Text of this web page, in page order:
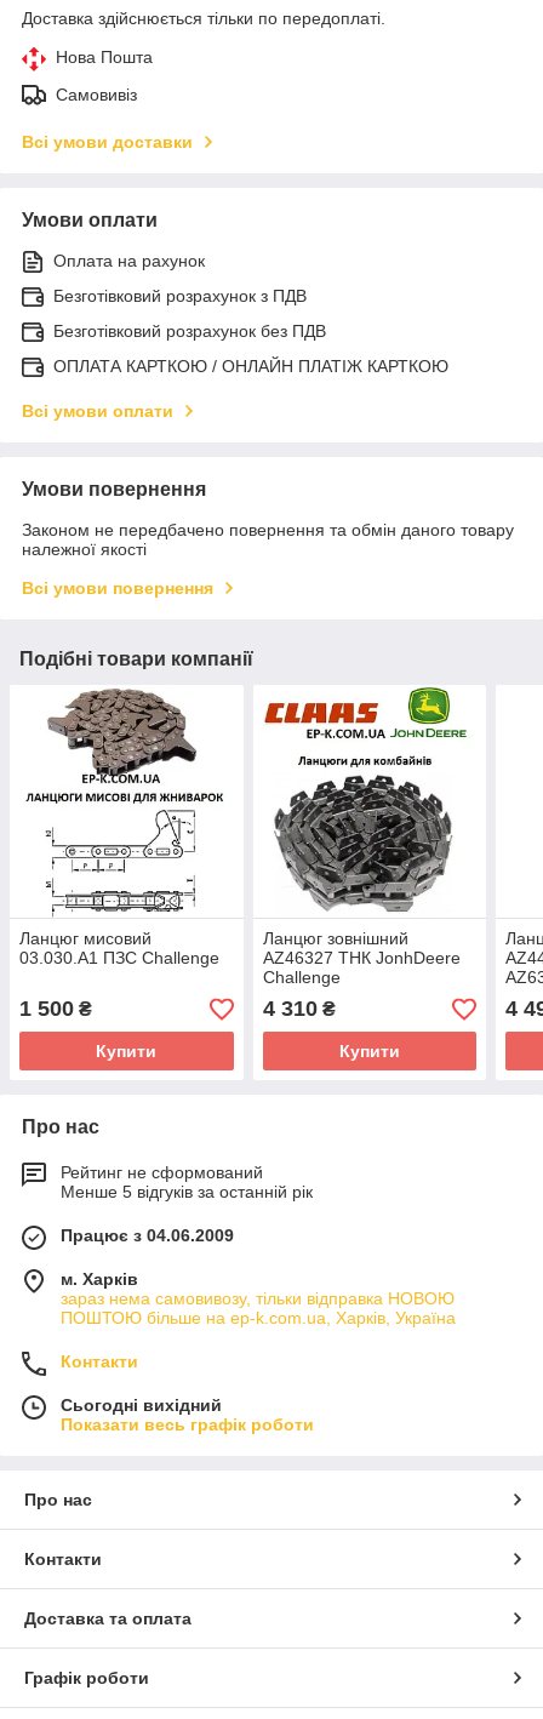
Доставка здійснюється тільки по передоплаті.
Нова Пошта
Самовивіз
Всі умови доставки
Умови оплати
Оплата на рахунок
Безготівковий розрахунок з ПДВ
Безготівковий розрахунок без ПДВ
ОПЛАТА КАРТКОЮ / ОНЛАЙН ПЛАТІЖ КАРТКОЮ
Всі умови оплати
Умови повернення
Законом не передбачено повернення та обмін даного товару
належної якості
Всі умови повернення
Подібні товари компанії
Ланцюг мисовий
03.030.А1 ПЗС Challenge
1 500 ₴
Купити
Ланцюг зовнішний
AZ46327 ТНК JonhDeere
Challenge
4 310₴
Купити
4
Про нас
Рейтинг не сформований
Менше 5 відгуків за останній рік
Працює з 04.06.2009
м. Харків
зараз нема самовивозу, тільки відправка НОВОЮ
ПОШТОЮ більше на ep-k.com.ua, Харків, Україна
Контакти
Сьогодні вихідний
Показати весь графік роботи
Про нас
Контакти
Доставка та оплата
Графік роботи